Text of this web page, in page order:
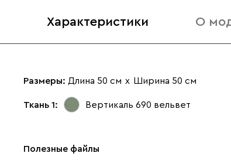
Характеристики О
Размеры: Длина 50 см х Ширина 50 см
Ткань 1: Вертикаль 690 вельвет
Полезные файлы